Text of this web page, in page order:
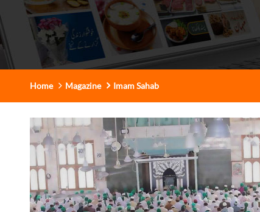
Home Magazine Imam Sahab